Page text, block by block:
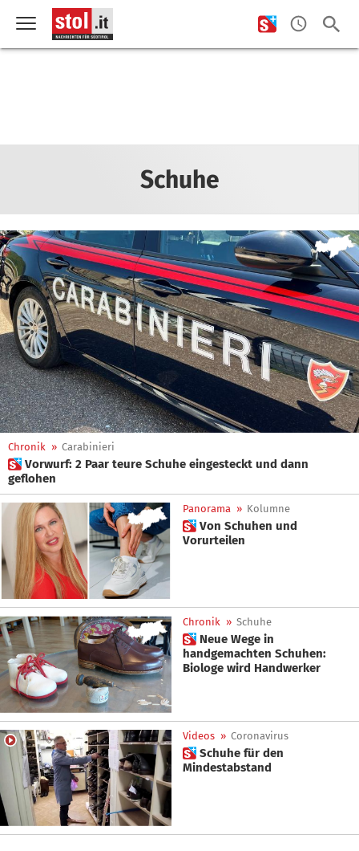
Schuhe
Chronik » Carabinieri
 Vorwurf: 2 Paar teure Schuhe eingesteckt und dann
geflohen
Panorama » Kolumne
 Von Schuhen und
Vorurteilen
Chronik » Schuhe
 Neue Wege in
handgemachten Schuhen:
Biologe wird Handwerker
Videos » Coronavirus
 Schuhe für den
Mindestabstand